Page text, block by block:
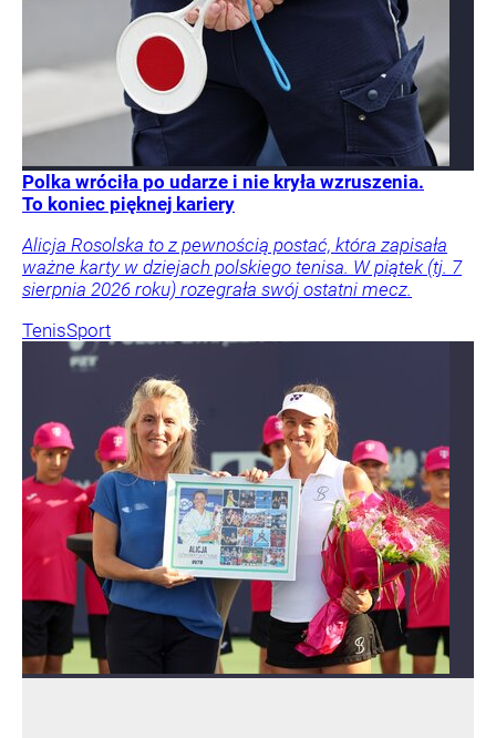
Polka wróciła po udarze i nie kryła wzruszenia.
To koniec pięknej kariery
Alicja Rosolska to z pewnością postać, która zapisała
ważne karty w dziejach polskiego tenisa. W piątek (tj. 7
sierpnia 2026 roku) rozegrała swój ostatni mecz.
TenisSport